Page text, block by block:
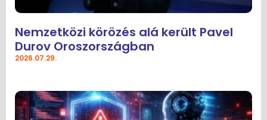
Nemzetközi körözés alá került Pavel
Durov Oroszországban
2026.07.29.